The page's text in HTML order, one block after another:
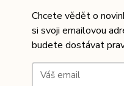
Chcete vědět o
si svoji emailovou
budete dostávat